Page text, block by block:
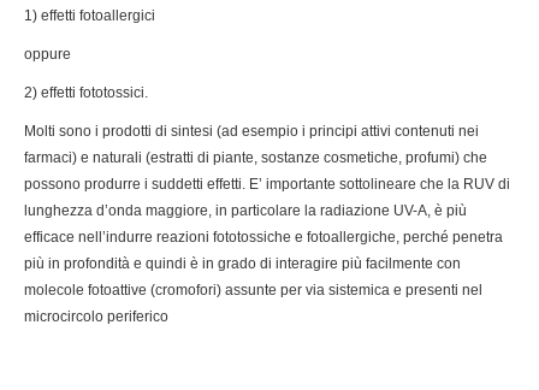
1) effetti fotoallergici
oppure
2) effetti fototossici.
Molti sono i prodotti di sintesi (ad esempio i principi attivi contenuti nei
farmaci) e naturali (estratti di piante, sostanze cosmetiche, profumi) che
possono produrre i suddetti effetti. E’ importante sottolineare che la RUV di
lunghezza d’onda maggiore, in particolare la radiazione UV-A, è più
efficace nell’indurre reazioni fototossiche e fotoallergiche, perché penetra
più in profondità e quindi è in grado di interagire più facilmente con
molecole fotoattive (cromofori) assunte per via sistemica e presenti nel
microcircolo periferico